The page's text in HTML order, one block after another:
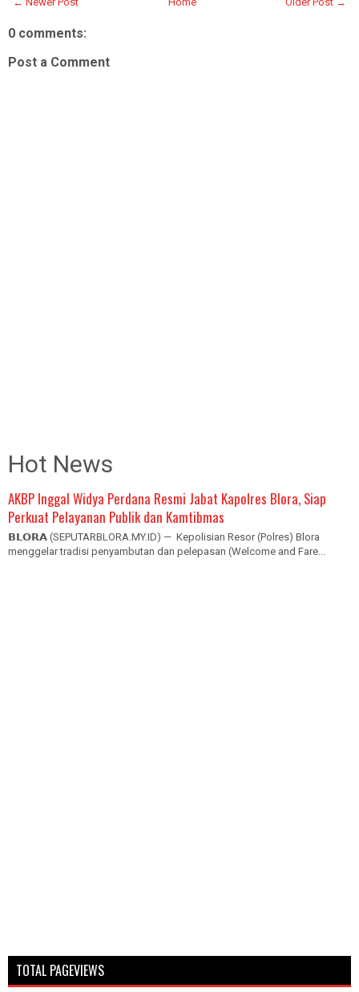
0 comments:
Post a Comment
Hot News
AKBP Inggal Widya Perdana Resmi Jabat Kapolres Blora, Siap
Perkuat Pelayanan Publik dan Kamtibmas
𝗕𝗟𝗢𝗥𝗔 (SEPUTARBLORA.MY.ID) — Kepolisian Resor (Polres) Blora
menggelar tradisi penyambutan dan pelepasan (Welcome and Fare...
TOTAL PAGEVIEWS